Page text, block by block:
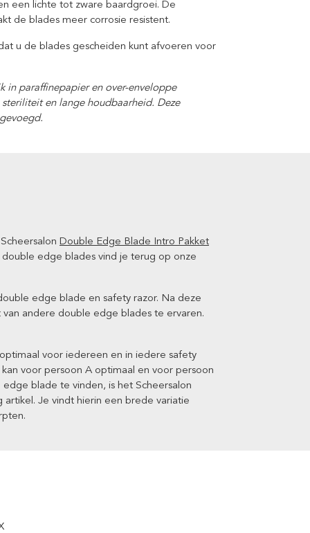
een lichte tot zware baardgroei. De
de blades meer corrosie resistent.
u de blades gescheiden kunt afvoeren voor
in paraffinepapier en over-enveloppe
en lange houdbaarheid. Deze
Double Edge Blade Intro Pakket
edge blades vind je terug op onze
edge blade en safety razor. Na deze
andere double edge blades te ervaren.
voor iedereen en in iedere safety
voor persoon A optimaal en voor persoon
blade te vinden, is het Scheersalon
Je vindt hierin een brede variatie